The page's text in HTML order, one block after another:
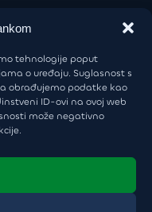
tehnologije poput
o uređaju. Suglasnost s
obrađujemo podatke kao
ID-ovi na ovoj web
može negativno